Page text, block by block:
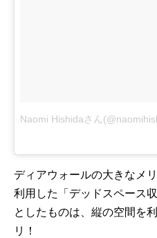
Naomi Hishidaさん
ディアウォールの大きなメ
利用した「デッドスペース
としたものは、縦の空間を
リ！